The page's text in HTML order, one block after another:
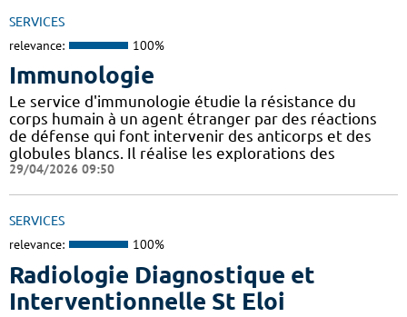
SERVICES
relevance: 100%
Immunologie
Le service d'immunologie étudie la résistance du
corps humain à un agent étranger par des réactions
de défense qui font intervenir des anticorps et des
globules blancs. Il réalise les explorations des
29/04/2026 09:50
SERVICES
relevance: 100%
Radiologie Diagnostique et
Interventionnelle St Eloi